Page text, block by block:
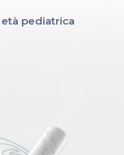
pediatrica